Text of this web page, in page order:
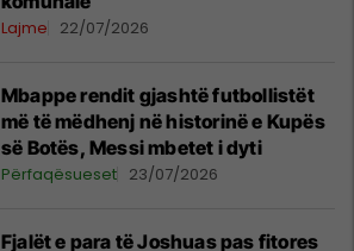
Lajme 22/07/2026
Mbappe rendit gjashtë futbollistët
më të mëdhenj në historinë e Kupës
së Botës, Messi mbetet i dyti
Përfaqësueset 23/07/2026
Fjalët e para të Joshuas pas fitores